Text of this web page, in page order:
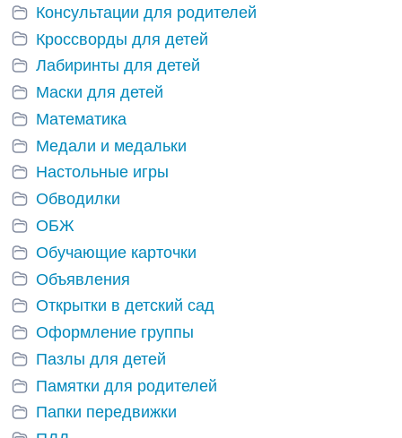
Консультации для родителей
Кроссворды для детей
Лабиринты для детей
Маски для детей
Математика
Медали и медальки
Настольные игры
Обводилки
ОБЖ
Обучающие карточки
Объявления
Открытки в детский сад
Оформление группы
Пазлы для детей
Памятки для родителей
Папки передвижки